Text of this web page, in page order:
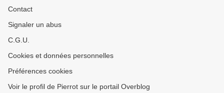
Contact
Signaler un abus
C.G.U.
Cookies et données personnelles
Préférences cookies
Voir le profil de Pierrot sur le portail Overblog